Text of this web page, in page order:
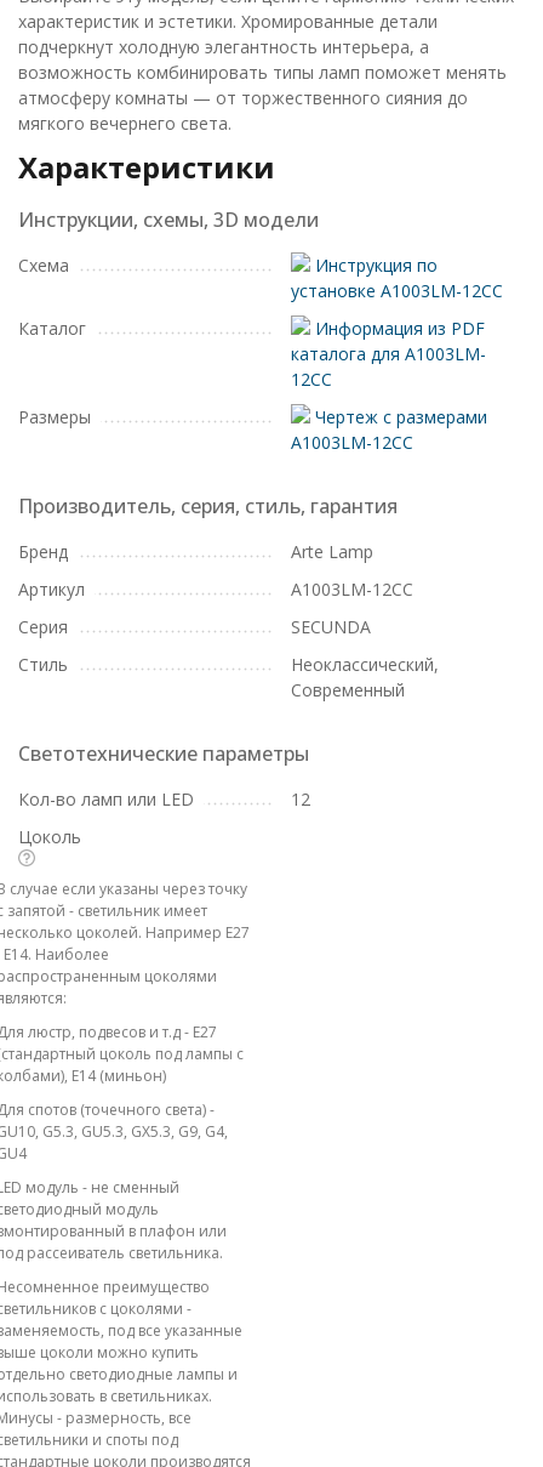
характеристик и эстетики. Хромированные детали
подчеркнут холодную элегантность интерьера, а
возможность комбинировать типы ламп поможет менять
атмосферу комнаты — от торжественного сияния до
мягкого вечернего света.
Характеристики
Инструкции, схемы, 3D модели
Схема
Инструкция по
установке A1003LM-12CC
Каталог
Информация из PDF
каталога для A1003LM-
12CC
Размеры
Чертеж с размерами
A1003LM-12CC
Производитель, серия, стиль, гарантия
Бренд
Arte Lamp
Артикул
A1003LM-12CC
Серия
SECUNDA
Стиль
Неоклассический,
Современный
Светотехнические параметры
Кол-во ламп или LED
12
Цоколь
случае если указаны через точку
запятой - светильник имеет
цоколей. Например E27
E14. Наиболее
цоколями
люстр, подвесов и т.д - E27
цоколь под лампы с
E14 (миньон)
спотов (точечного света) -
G5.3, GU5.3, GX5.3, G9, G4,
модуль - не сменный
модуль
в плафон или
рассеиватель светильника.
преимущество
с цоколями -
под все указанные
цоколи можно купить
светодиодные лампы и
в светильниках.
- размерность, все
и споты под
цоколи производятся